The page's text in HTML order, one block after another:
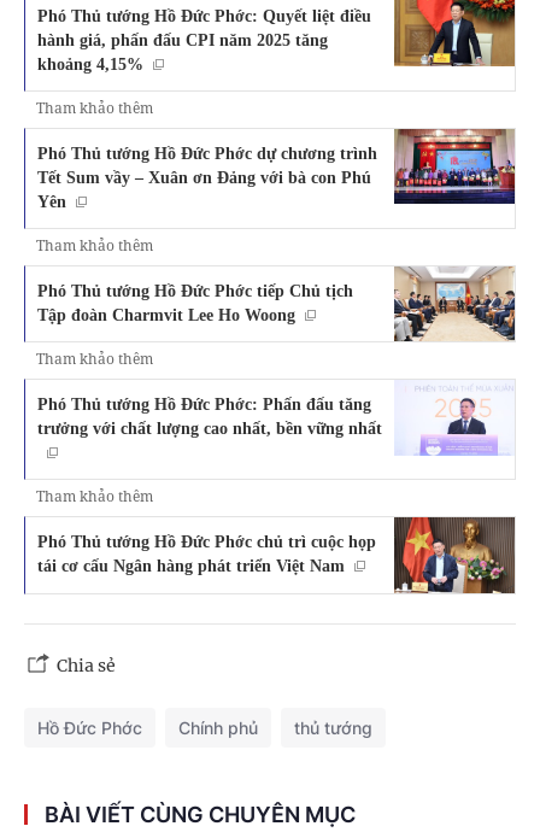
Phó Thủ tướng Hồ Đức Phớc: Quyết liệt điều
hành giá, phấn đấu CPI năm 2025 tăng
khoảng 4,15%
Tham khảo thêm
Phó Thủ tướng Hồ Đức Phớc dự chương trình
Tết Sum vầy – Xuân ơn Đảng với bà con Phú
Yên
Tham khảo thêm
Phó Thủ tướng Hồ Đức Phớc tiếp Chủ tịch
Tập đoàn Charmvit Lee Ho Woong
Tham khảo thêm
Phó Thủ tướng Hồ Đức Phớc: Phấn đấu tăng
trưởng với chất lượng cao nhất, bền vững nhất
Tham khảo thêm
Phó Thủ tướng Hồ Đức Phớc chủ trì cuộc họp
tái cơ cấu Ngân hàng phát triển Việt Nam
Chia sẻ
Hồ Đức Phớc Chính phủ thủ tướng
BÀI VIẾT CÙNG CHUYÊN MỤC